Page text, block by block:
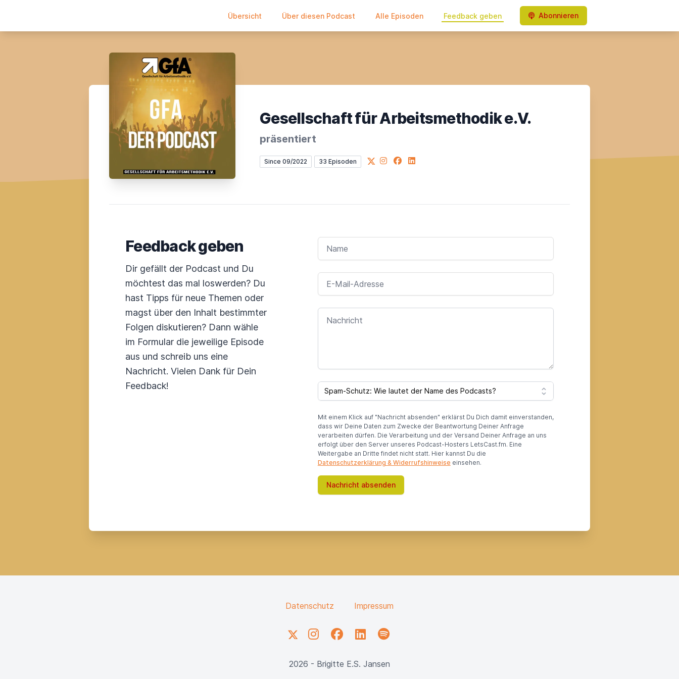
Übersicht Über diesen Podcast Alle Episoden Feedback geben Abonnieren
Gesellschaft für Arbeitsmethodik e.V.
präsentiert
Since 09/2022 33 Episoden X Instagram
Facebook
LinkedIn
Feedback geben
Dir gefällt der Podcast und Du
möchtest das mal loswerden? Du
hast Tipps für neue Themen oder
magst über den Inhalt bestimmter
Folgen diskutieren? Dann wähle
im Formular die jeweilige Episode
aus und schreib uns eine
Nachricht. Vielen Dank für Dein
Feedback!
NAME
E-MAIL-ADRESSE
NACHRICHT
SPAM CAPTCHA
Mit einem Klick auf "Nachricht absenden" erklärst Du Dich damit einverstanden,
dass wir Deine Daten zum Zwecke der Beantwortung Deiner Anfrage
verarbeiten dürfen. Die Verarbeitung und der Versand Deiner Anfrage an uns
erfolgt über den Server unseres Podcast-Hosters LetsCast.fm. Eine
Weitergabe an Dritte findet nicht statt. Hier kannst Du die
Datenschutzerklärung & Widerrufshinweise einsehen.
Nachricht absenden
Datenschutz Impressum
X InstagramFacebookLinkedInSpotify
2026 - Brigitte E.S. Jansen